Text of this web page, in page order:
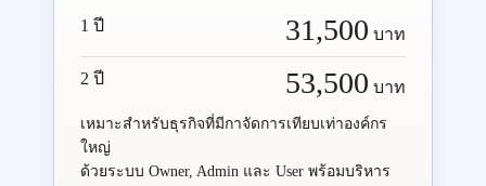
1 ปี 31,500 บาท
2 ปี 53,500 บาท
เหมาะสำหรับธุรกิจที่มีกาจัดการเทียบเท่าองค์กร
ใหญ่
ด้วยระบบ Owner, Admin และ User พร้อมบริหาร